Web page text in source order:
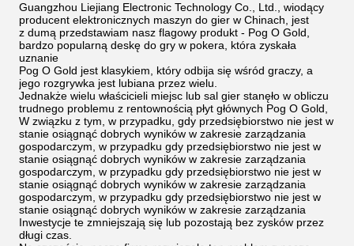
Guangzhou Liejiang Electronic Technology Co., Ltd., wiodący
producent elektronicznych maszyn do gier w Chinach, jest
z dumą przedstawiam nasz flagowy produkt - Pog O Gold,
bardzo popularną deskę do gry w pokera, która zyskała
uznanie
Pog O Gold jest klasykiem, który odbija się wśród graczy, a
jego rozgrywka jest lubiana przez wielu.
Jednakże wielu właścicieli miejsc lub sal gier stanęło w obliczu
trudnego problemu z rentownością płyt głównych Pog O Gold,
W związku z tym, w przypadku, gdy przedsiębiorstwo nie jest w
stanie osiągnąć dobrych wyników w zakresie zarządzania
gospodarczym, w przypadku gdy przedsiębiorstwo nie jest w
stanie osiągnąć dobrych wyników w zakresie zarządzania
gospodarczym, w przypadku gdy przedsiębiorstwo nie jest w
stanie osiągnąć dobrych wyników w zakresie zarządzania
gospodarczym, w przypadku gdy przedsiębiorstwo nie jest w
stanie osiągnąć dobrych wyników w zakresie zarządzania
Inwestycje te zmniejszają się lub pozostają bez zysków przez
długi czas.